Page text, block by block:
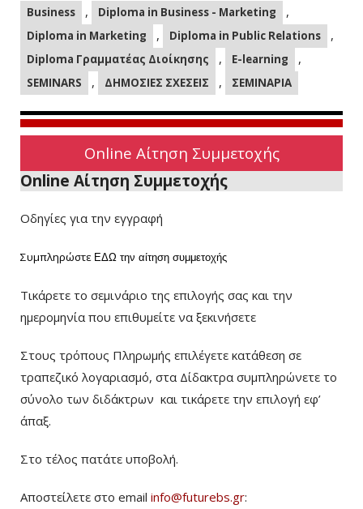
Business , Diploma in Business - Marketing ,
Diploma in Marketing , Diploma in Public Relations ,
Diploma Γραμματέας Διοίκησης , E-learning ,
SEMINARS , ΔΗΜΟΣΙΕΣ ΣΧΕΣΕΙΣ , ΣΕΜΙΝΑΡΙΑ
Online Αίτηση Συμμετοχής
Online Αίτηση Συμμετοχής
Οδηγίες για την εγγραφή
Συμπληρώστε ΕΔΩ την αίτηση συμμετοχής
Τικάρετε το σεμινάριο της επιλογής σας και την
ημερομηνία που επιθυμείτε να ξεκινήσετε
Στους τρόπους Πληρωμής επιλέγετε κατάθεση σε
τραπεζικό λογαριασμό, στα Δίδακτρα συμπληρώνετε το
σύνολο των διδάκτρων και τικάρετε την επιλογή εφ’
άπαξ.
Στο τέλος πατάτε υποβολή.
Αποστείλετε στο email info@futurebs.gr: